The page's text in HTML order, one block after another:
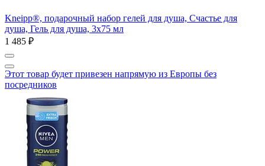
Kneipp®, подарочный набор гелей для душа, Счастье для
душа, Гель для душа, 3x75 мл
1 485 ₽
Этот товар будет привезен напрямую из Европы без
посредников